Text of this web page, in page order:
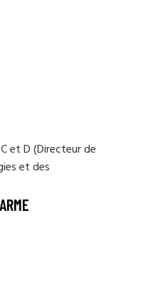
et D (Directeur de
et des